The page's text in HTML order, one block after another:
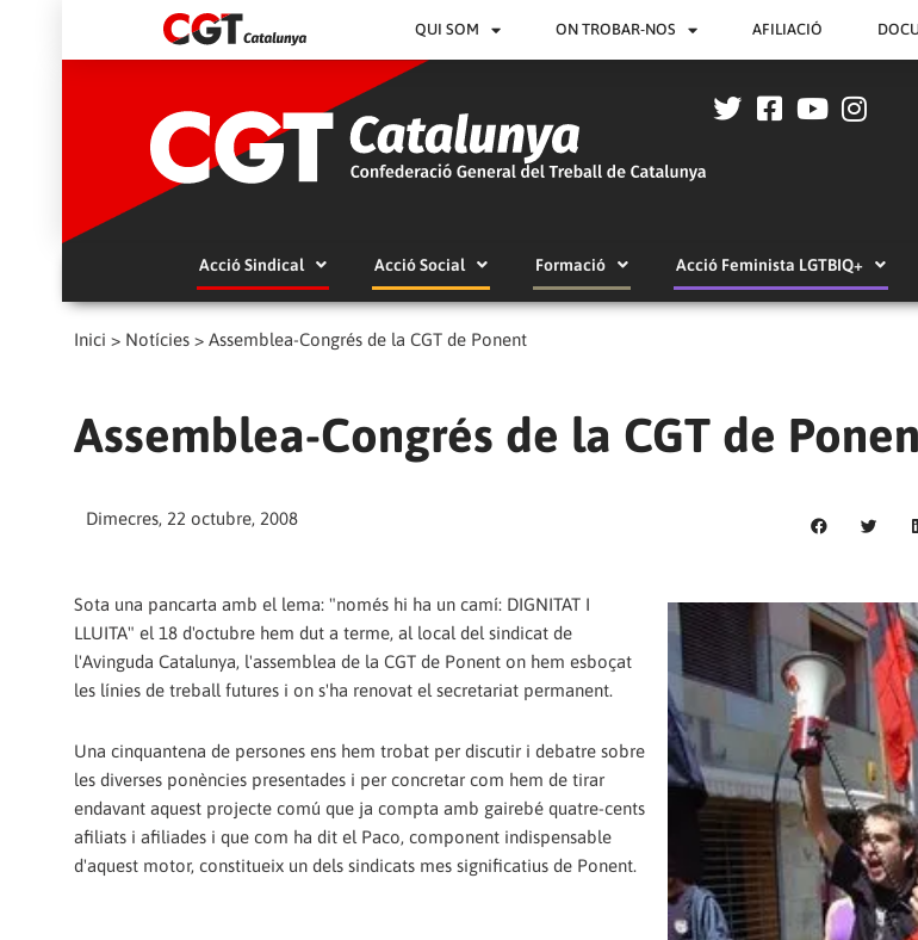
QUI SOM ON TROBAR-NOS AFILIACIÓ
Acció Sindical Acció Social Formació Acció Feminista LGTBIQ+
Inici > Notícies > Assemblea-Congrés de la CGT de Ponent
Assemblea-Congrés de la CGT de
Dimecres, 22 octubre, 2008
Sota una pancarta amb el lema: "només hi ha un camí: DIGNITAT I
LLUITA" el 18 d'octubre hem dut a terme, al local del sindicat de
l'Avinguda Catalunya, l'assemblea de la CGT de Ponent on hem esboçat
les línies de treball futures i on s'ha renovat el secretariat permanent.
Una cinquantena de persones ens hem trobat per discutir i debatre sobre
les diverses ponències presentades i per concretar com hem de tirar
endavant aquest projecte comú que ja compta amb gairebé quatre-cents
afiliats i afiliades i que com ha dit el Paco, component indispensable
d'aquest motor, constitueix un dels sindicats mes significatius de Ponent.